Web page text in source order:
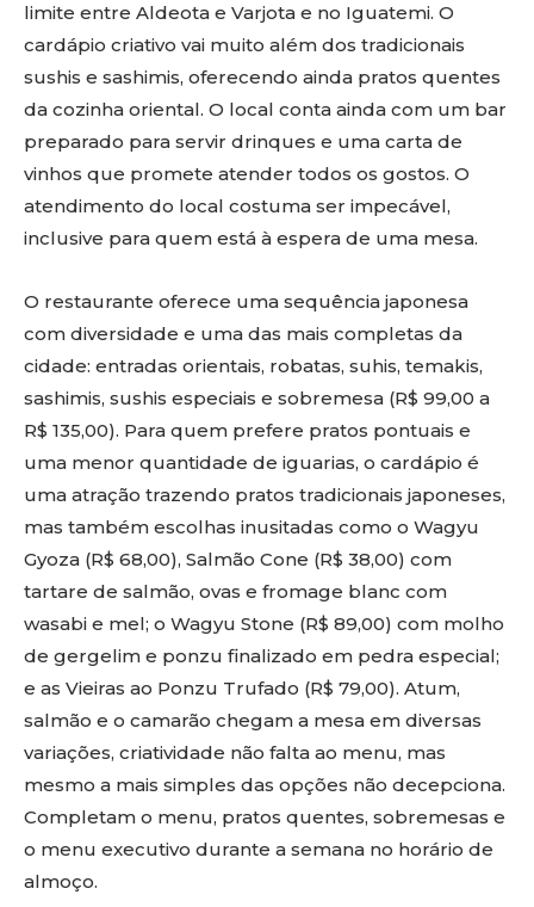
limite entre Aldeota e Varjota e no Iguatemi. O
cardápio criativo vai muito além dos tradicionais
sushis e sashimis, oferecendo ainda pratos quentes
da cozinha oriental. O local conta ainda com um bar
preparado para servir drinques e uma carta de
vinhos que promete atender todos os gostos. O
atendimento do local costuma ser impecável,
inclusive para quem está à espera de uma mesa.
O restaurante oferece uma sequência japonesa
com diversidade e uma das mais completas da
cidade: entradas orientais, robatas, suhis, temakis,
sashimis, sushis especiais e sobremesa (R$ 99,00 a
R$ 135,00). Para quem prefere pratos pontuais e
uma menor quantidade de iguarias, o cardápio é
uma atração trazendo pratos tradicionais japoneses,
mas também escolhas inusitadas como o Wagyu
Gyoza (R$ 68,00), Salmão Cone (R$ 38,00) com
tartare de salmão, ovas e fromage blanc com
wasabi e mel; o Wagyu Stone (R$ 89,00) com molho
de gergelim e ponzu finalizado em pedra especial;
e as Vieiras ao Ponzu Trufado (R$ 79,00). Atum,
salmão e o camarão chegam a mesa em diversas
variações, criatividade não falta ao menu, mas
mesmo a mais simples das opções não decepciona.
Completam o menu, pratos quentes, sobremesas e
o menu executivo durante a semana no horário de
almoço.